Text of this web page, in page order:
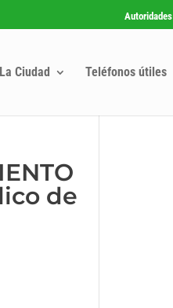
Autoridades
La Ciudad Teléfonos útiles
de